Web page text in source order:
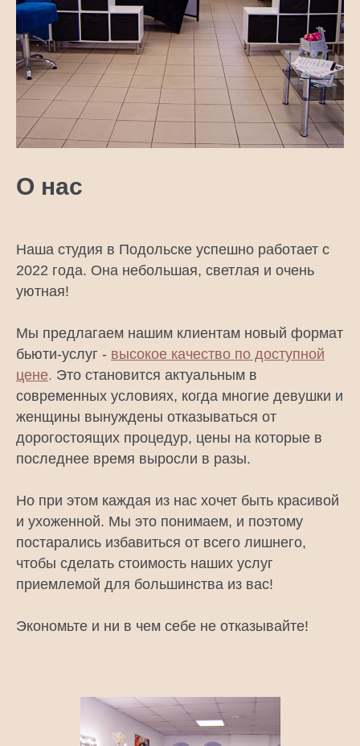
О нас
Наша студия в Подольске успешно работает с
2022 года. Она небольшая, светлая и очень
уютная!
Мы предлагаем нашим клиентам новый формат
бьюти-услуг - высокое качество по доступной
цене. Это становится актуальным в
современных условиях, когда многие девушки и
женщины вынуждены отказываться от
дорогостоящих процедур, цены на которые в
последнее время выросли в разы.
Но при этом каждая из нас хочет быть красивой
и ухоженной. Мы это понимаем, и поэтому
постарались избавиться от всего лишнего,
чтобы сделать стоимость наших услуг
приемлемой для большинства из вас!
Экономьте и ни в чем себе не отказывайте!